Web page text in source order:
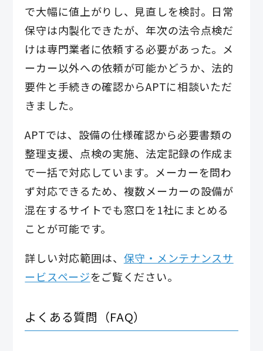
で大幅に値上がりし、見直しを検討。日常
保守は内製化できたが、年次の法令点検だ
けは専門業者に依頼する必要があった。メ
ーカー以外への依頼が可能かどうか、法的
要件と手続きの確認からAPTに相談いただ
きました。
APTでは、設備の仕様確認から必要書類の
整理支援、点検の実施、法定記録の作成ま
で一括で対応しています。メーカーを問わ
ず対応できるため、複数メーカーの設備が
混在するサイトでも窓口を1社にまとめる
ことが可能です。
詳しい対応範囲は、 保守・メンテナンスサ
ービスページをご覧ください。
よくある質問（FAQ）